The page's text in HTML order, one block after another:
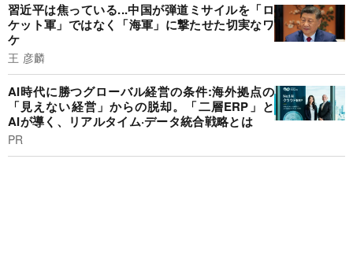
習近平は焦っている...中国が弾道ミサイルを「ロ
ケット軍」ではなく「海軍」に撃たせた切実なワ
ケ
王 彦麟
AI時代に勝つグローバル経営の条件:海外拠点の
「見えない経営」からの脱却。「二層ERP」と
AIが導く、リアルタイム·データ統合戦略とは
PR